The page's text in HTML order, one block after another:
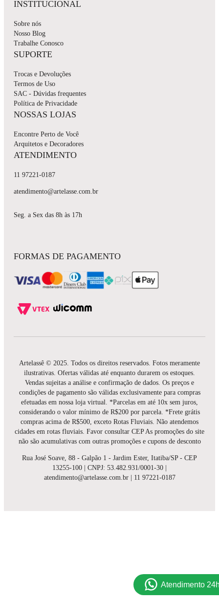
INSTITUCIONAL
Sobre nós
Nosso Blog
Trabalhe Conosco
SUPORTE
Trocas e Devoluções
Termos de Uso
SAC - Dúvidas frequentes
Política de Privacidade
NOSSAS LOJAS
Encontre Perto de Você
Arquitetos e Decoradores
ATENDIMENTO
11 97221-0187
atendimento@artelasse.com.br
Seg. a Sex das 8h às 17h
FORMAS DE PAGAMENTO
Artelassê © 2025. Todos os direitos reservados. Fotos meramente
ilustrativas. Ofertas válidas até enquanto durarem os estoques.
Vendas sujeitas a análise e confirmação de dados. Os preços e
condições de pagamento são válidas exclusivamente para compras
efetuadas em nossa loja virtual. *Parcelas em até 10x sem juros,
considerando o valor mínimo de R$200 por parcela. *Frete grátis
compras acima de R$500, exceto Rotas Fluviais. Não atendemos
cidades em rotas fluviais. Favor consultar CEP As promoções do site
não são acumulativas com outras promoções e cupons de desconto
Rua José Soave, 88 - Galpão 1 - Jardim Ester, Itatiba/SP - CEP
13255-100 | CNPJ: 53.482.931/0001-30 |
atendimento@artelasse.com.br | 11 97221-0187
Atendimento